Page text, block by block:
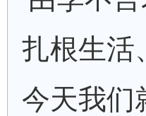
扎根生活
今天我们